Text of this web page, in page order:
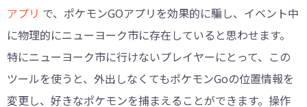
アプリ で、ポケモンGOアプリを効果的に騙し、イベント中
に物理的にニューヨーク市に存在していると思わせます。
特にニューヨーク市に行けないプレイヤーにとって、この
ツールを使うと、外出しなくてもポケモンGoの位置情報を
変更し、好きなポケモンを捕まえることができます。操作